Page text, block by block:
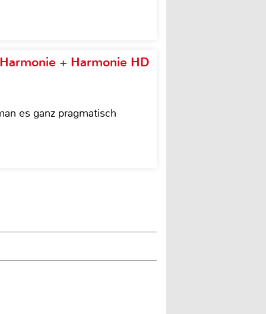
+ Harmonie HD
es ganz pragmatisch